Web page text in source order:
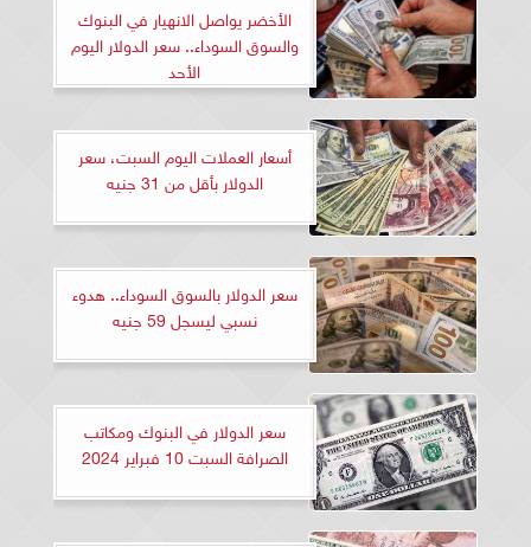
الأخضر يواصل الانهيار في البنوك
والسوق السوداء.. سعر الدولار اليوم
الأحد
أسعار العملات اليوم السبت، سعر
الدولار بأقل من 31 جنيه
سعر الدولار بالسوق السوداء.. هدوء
نسبي ليسجل 59 جنيه
سعر الدولار في البنوك ومكاتب
الصرافة السبت 10 فبراير 2024